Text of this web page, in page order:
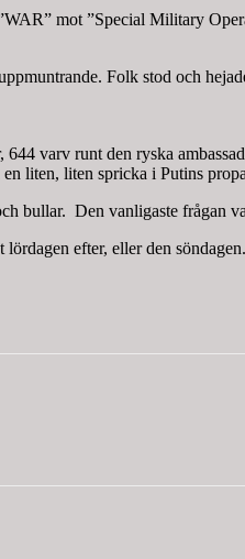
mot ”Special Military
Folk stod och
varv runt den ryska
liten, liten spricka i Putins
bullar. Den vanligaste frågan
efter, eller den